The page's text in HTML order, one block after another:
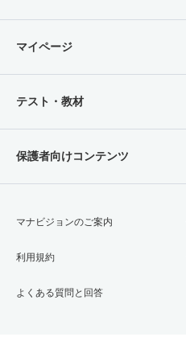
マイページ
テスト・教材
保護者向けコンテンツ
マナビジョンのご案内
利用規約
よくある質問と回答